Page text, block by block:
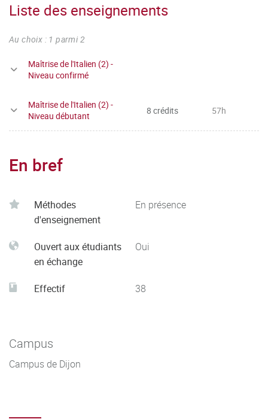
Liste des enseignements
Au choix : 1 parmi 2
Maîtrise de l'Italien (2) -
Niveau confirmé
Maîtrise de l'Italien (2) -
Niveau débutant
8 crédits 57h
En bref
Méthodes
d'enseignement
En présence
Ouvert aux étudiants
en échange
Oui
Effectif 38
Campus
Campus de Dijon